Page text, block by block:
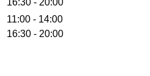
16:30 - 20:00
11:00 - 14:00
16:30 - 20:00